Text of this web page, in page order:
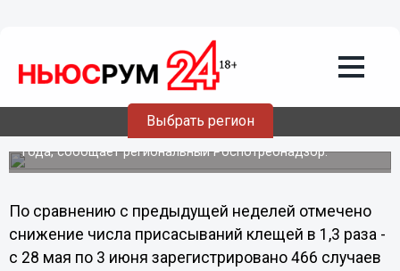
Выбрать регион
466 нижегородцев обратились с
присасыванием клещей за неделю
С начала апреля за медицинской помощью с
присасыванием клещей обратилось 4300 человек, что на
12,2% больше, чем за аналогичный период прошлого
года, сообщает региональный Роспотребнадзор.
По сравнению с предыдущей неделей отмечено
снижение числа присасываний клещей в 1,3 раза -
с 28 мая по 3 июня зарегистрировано 466 случаев